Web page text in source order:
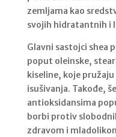
zemljama kao
svojih hidratantnih i
Glavni sastojci shea
poput oleinske,
kiseline, koje
isušivanja. Takođe,
antioksidansima
borbi protiv
zdravom i